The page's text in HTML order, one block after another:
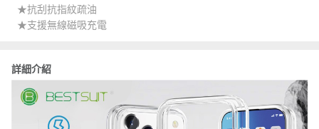
★抗刮抗指紋疏油
★支援無線磁吸充電
詳細介紹